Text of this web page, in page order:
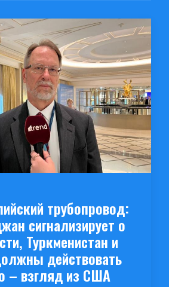
трубопровод:
сигнализирует о
Туркменистан и
действовать
– взгляд из США